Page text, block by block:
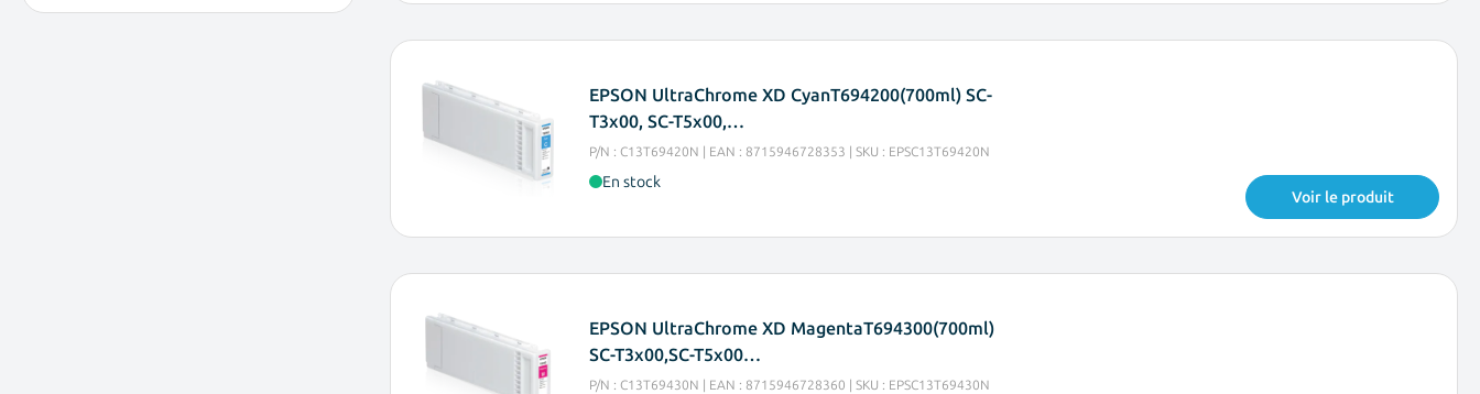
EPSON UltraChrome XD CyanT694200(700ml) SC-
T3x00, SC-T5x00,…
P/N : C13T69420N | EAN : 8715946728353 | SKU : EPSC13T69420N
En stock
Voir le produit
EPSON UltraChrome XD MagentaT694300(700ml)
SC-T3x00,SC-T5x00…
P/N : C13T69430N | EAN : 8715946728360 | SKU : EPSC13T69430N